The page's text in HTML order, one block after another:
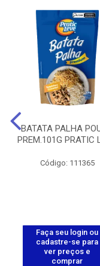
BATATA PALHA
PREM.101G PRATIC
Código: 111365
Faça seu login ou
cadastre-se para
ver preços e
comprar